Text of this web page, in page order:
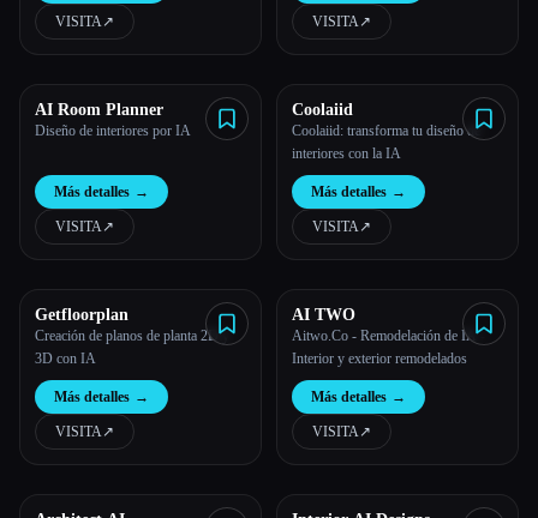
Esc
VISITA↗︎ VISITA↗︎
AI Room Planner
Diseño de interiores por IA
Más detalles →
VISITA↗︎
Coolaiid
Coolaiid: transforma tu diseño de
interiores con la IA
Más detalles →
VISITA↗︎
Getfloorplan
Creación de planos de planta 2D y
3D con IA
Más detalles →
VISITA↗︎
AI TWO
Aitwo.Co - Remodelación de IA -
Interior y exterior remodelados
Más detalles →
VISITA↗︎